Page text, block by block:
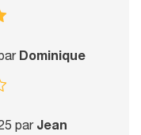
Dominique
par Jean